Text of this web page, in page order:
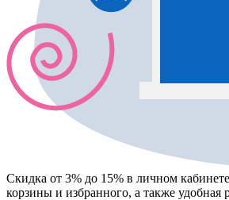
Скидка от 3% до 15% в личном
корзины и избранного, а также удобная